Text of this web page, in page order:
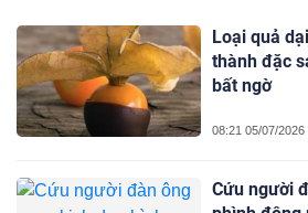
Loại quả
thành đặc
bất ngờ
08:21 05/07/2026
Cứu người